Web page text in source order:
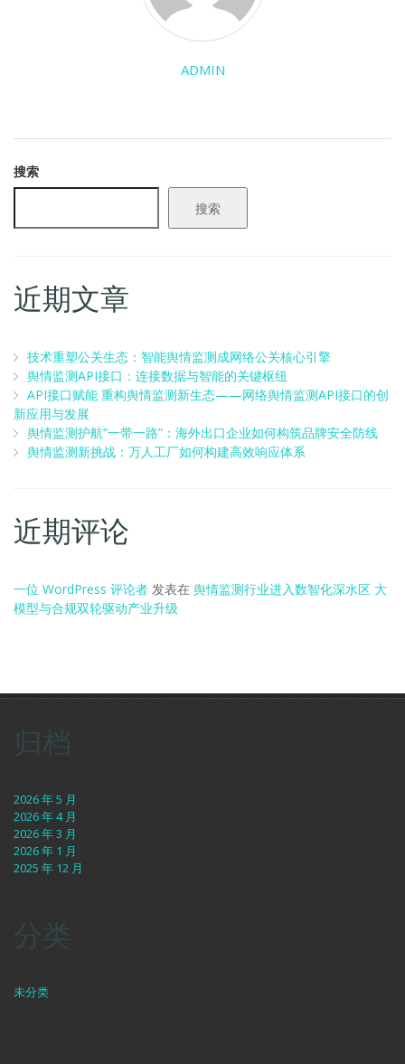
ADMIN
搜索
搜索
近期文章
技术重塑公关生态：智能舆情监测成网络公关核心引擎
舆情监测API接口：连接数据与智能的关键枢纽
API接口赋能 重构舆情监测新生态——网络舆情监测API接口的创
新应用与发展
舆情监测护航“一带一路”：海外出口企业如何构筑品牌安全防线
舆情监测新挑战：万人工厂如何构建高效响应体系
近期评论
一位 WordPress 评论者 发表在 舆情监测行业进入数智化深水区 大
模型与合规双轮驱动产业升级
2026 年 5 月
2026 年 4 月
2026 年 3 月
2026 年 1 月
2025 年 12 月
未分类